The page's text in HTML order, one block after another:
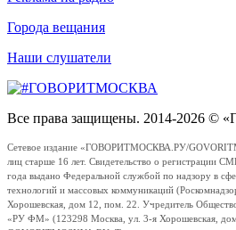
Города вещания
Наши слушатели
Все права защищены. 2014-2026 ©
Сетевое издание «ГОВОРИТМОСКВА.РУ/
лиц старше 16 лет. Свидетельство о регистрации
года выдано Федеральной службой по надзору в
технологий и массовых коммуникаций
Хорошевская, дом 12, пом. 22. Учредитель
«РУ ФМ» (123298 Москва, ул. 3-я Хорошевская,